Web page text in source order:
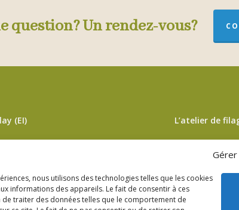
Gérer
nous utilisons des technologies telles que les cookies
informations des appareils. Le fait de consentir à ces
traiter des données telles que le comportement de
question? Un rendez-vous?
(EI)
– 53200 Fromentières
L’atelier de
3bis Rue de
06 33 09 01 21